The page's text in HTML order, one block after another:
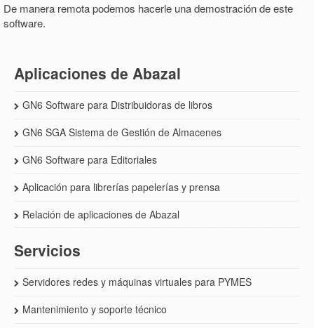
De manera remota podemos hacerle una demostración de este
software.
Aplicaciones de Abazal
GN6 Software para Distribuidoras de libros
GN6 SGA Sistema de Gestión de Almacenes
GN6 Software para Editoriales
Aplicación para librerías papelerías y prensa
Relación de aplicaciones de Abazal
Servicios
Servidores redes y máquinas virtuales para PYMES
Mantenimiento y soporte técnico